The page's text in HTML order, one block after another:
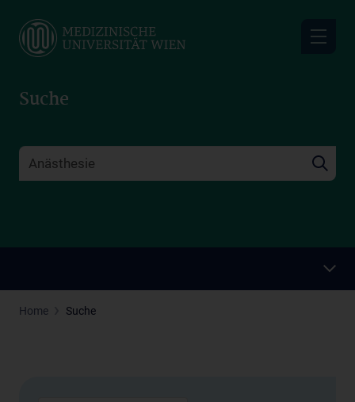
main
Suche
Home Suche